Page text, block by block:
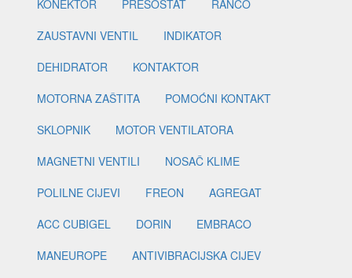
KONEKTOR
PRESOSTAT
RANCO
ZAUSTAVNI VENTIL
INDIKATOR
DEHIDRATOR
KONTAKTOR
MOTORNA ZAŠTITA
POMOĆNI KONTAKT
SKLOPNIK
MOTOR VENTILATORA
MAGNETNI VENTILI
NOSAČ KLIME
POLILNE CIJEVI
FREON
AGREGAT
ACC CUBIGEL
DORIN
EMBRACO
MANEUROPE
ANTIVIBRACIJSKA CIJEV